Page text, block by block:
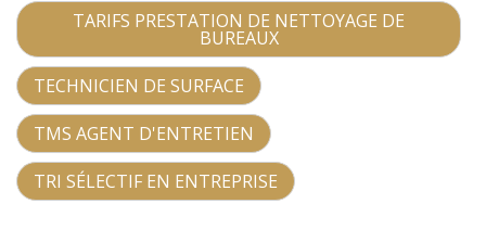
TARIFS PRESTATION DE NETTOYAGE DE
BUREAUX
TECHNICIEN DE SURFACE
TMS AGENT D'ENTRETIEN
TRI SÉLECTIF EN ENTREPRISE